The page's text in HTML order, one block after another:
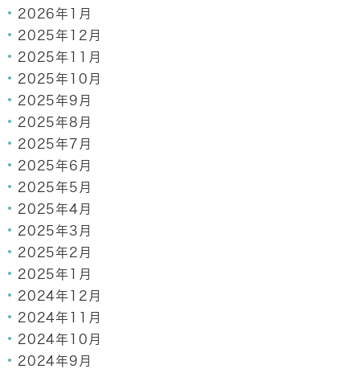
2026年1月
2025年12月
2025年11月
2025年10月
2025年9月
2025年8月
2025年7月
2025年6月
2025年5月
2025年4月
2025年3月
2025年2月
2025年1月
2024年12月
2024年11月
2024年10月
2024年9月